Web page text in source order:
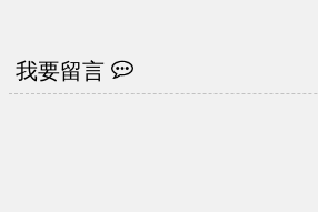
我要留言